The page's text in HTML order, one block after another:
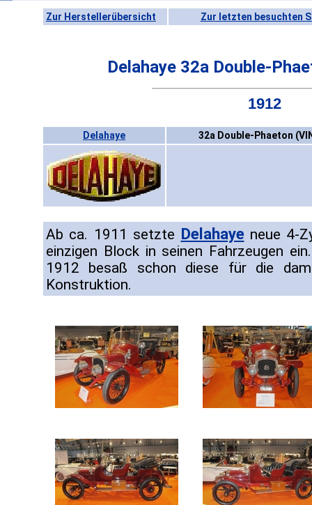
Zur Herstellerübersicht Zur letzten besuchten
Delahaye 32a Double-
1912
Delahaye 32a Double-Phaeton
Ab ca. 1911 setzte Delahayeneue 4-
einzigen Block in seinen Fahrzeugen
1912 besaß schon diese für die
Konstruktion.